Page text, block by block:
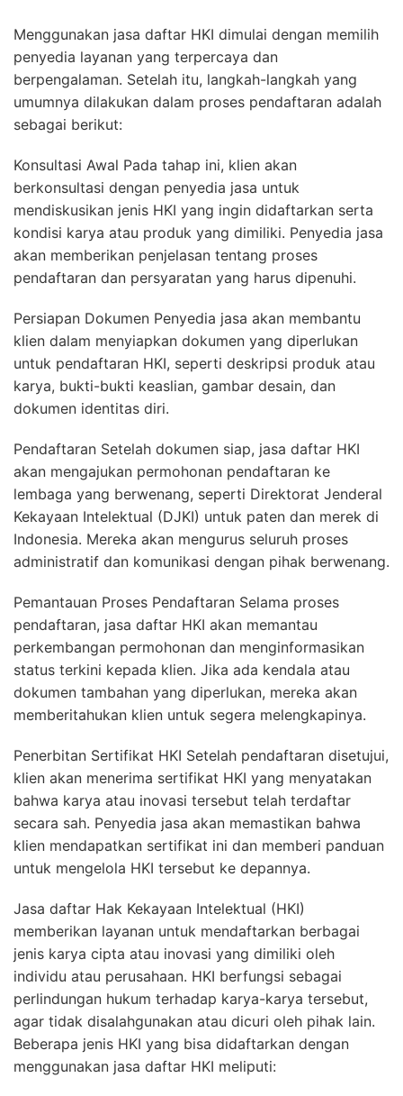
Menggunakan jasa daftar HKI dimulai dengan memilih
penyedia layanan yang terpercaya dan
berpengalaman. Setelah itu, langkah-langkah yang
umumnya dilakukan dalam proses pendaftaran adalah
sebagai berikut:
Konsultasi Awal Pada tahap ini, klien akan
berkonsultasi dengan penyedia jasa untuk
mendiskusikan jenis HKI yang ingin didaftarkan serta
kondisi karya atau produk yang dimiliki. Penyedia jasa
akan memberikan penjelasan tentang proses
pendaftaran dan persyaratan yang harus dipenuhi.
Persiapan Dokumen Penyedia jasa akan membantu
klien dalam menyiapkan dokumen yang diperlukan
untuk pendaftaran HKI, seperti deskripsi produk atau
karya, bukti-bukti keaslian, gambar desain, dan
dokumen identitas diri.
Pendaftaran Setelah dokumen siap, jasa daftar HKI
akan mengajukan permohonan pendaftaran ke
lembaga yang berwenang, seperti Direktorat Jenderal
Kekayaan Intelektual (DJKI) untuk paten dan merek di
Indonesia. Mereka akan mengurus seluruh proses
administratif dan komunikasi dengan pihak berwenang.
Pemantauan Proses Pendaftaran Selama proses
pendaftaran, jasa daftar HKI akan memantau
perkembangan permohonan dan menginformasikan
status terkini kepada klien. Jika ada kendala atau
dokumen tambahan yang diperlukan, mereka akan
memberitahukan klien untuk segera melengkapinya.
Penerbitan Sertifikat HKI Setelah pendaftaran disetujui,
klien akan menerima sertifikat HKI yang menyatakan
bahwa karya atau inovasi tersebut telah terdaftar
secara sah. Penyedia jasa akan memastikan bahwa
klien mendapatkan sertifikat ini dan memberi panduan
untuk mengelola HKI tersebut ke depannya.
Jasa daftar Hak Kekayaan Intelektual (HKI)
memberikan layanan untuk mendaftarkan berbagai
jenis karya cipta atau inovasi yang dimiliki oleh
individu atau perusahaan. HKI berfungsi sebagai
perlindungan hukum terhadap karya-karya tersebut,
agar tidak disalahgunakan atau dicuri oleh pihak lain.
Beberapa jenis HKI yang bisa didaftarkan dengan
menggunakan jasa daftar HKI meliputi: